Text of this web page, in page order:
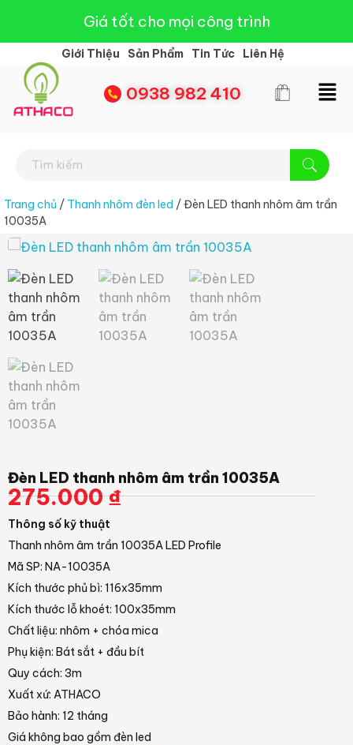
Giá tốt cho mọi công trình
Giới Thiệu Sản Phẩm Tin Tức Liên Hệ
0938 982 410
Trang chủ / Thanh nhôm đèn led / Đèn LED thanh nhôm âm trần
10035A
Đèn LED thanh nhôm âm trần 10035A
275.000₫
Thông số kỹ thuật
Thanh nhôm âm trần 10035A LED Profile
Mã SP: NA-10035A
Kích thước phủ bì: 116x35mm
Kích thước lỗ khoét: 100x35mm
Chất liệu: nhôm + chóa mica
Phụ kiện: Bát sắt + đầu bít
Quy cách: 3m
Xuất xứ: ATHACO
Bảo hành: 12 tháng
Giá không bao gồm đèn led